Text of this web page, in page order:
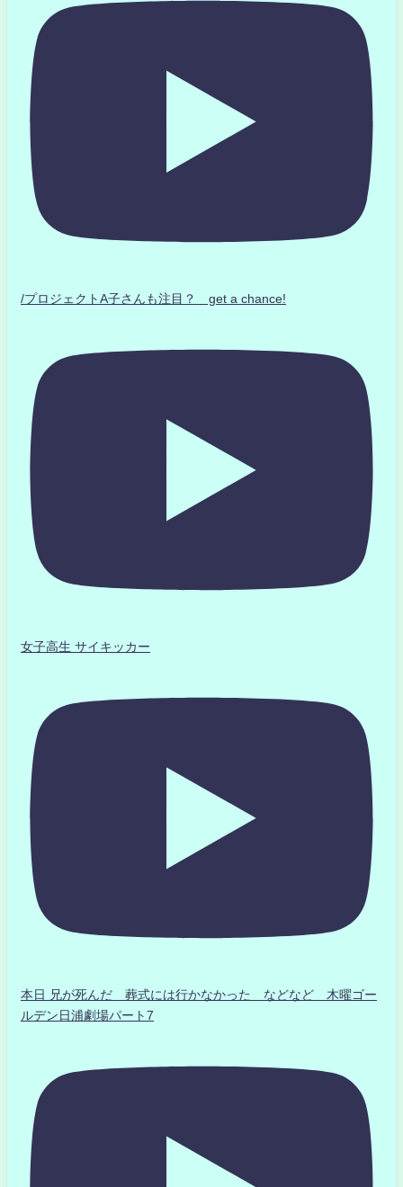
/プロジェクトA子さんも注目？ get a chance!
女子高生 サイキッカー
本日 兄が死んだ 葬式には行かなかった などなど 木曜ゴー
ルデン日浦劇場パート7